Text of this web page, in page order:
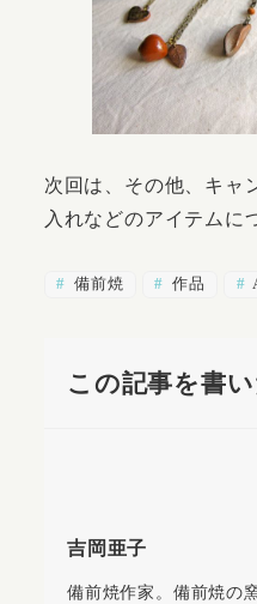
次回は、その他、キャ
入れなどのアイテムに
備前焼 作品
この記事を書い
吉岡亜子
備前焼作家。備前焼の